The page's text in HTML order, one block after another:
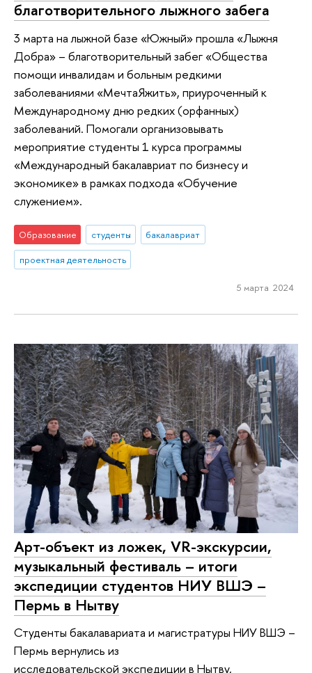
благотворительного лыжного забега
3 марта на лыжной базе «Южный» прошла «Лыжня
Добра» – благотворительный забег «Общества
помощи инвалидам и больным редкими
заболеваниями «МечтаЯжить», приуроченный к
Международному дню редких (орфанных)
заболеваний. Помогали организовывать
мероприятие студенты 1 курса программы
«Международный бакалавриат по бизнесу и
экономике» в рамках подхода «Обучение
служением».
Образование студенты
бакалавриат
проектная деятельность
5 марта 2024
Арт-объект из ложек, VR-экскурсии,
музыкальный фестиваль – итоги
экспедиции студентов НИУ ВШЭ –
Пермь в Нытву
Студенты бакалавариата и магистратуры НИУ ВШЭ –
Пермь вернулись из
исследовательской экспедиции в Нытву,